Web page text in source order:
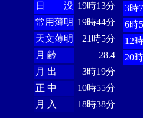
日 没 19時13分
常用薄明 19時44分
天文薄明
21時5分
月 齢
28.4
月 出
3時19分
正 中
10時55分
月 入
18時38分
3時
6時
12
20